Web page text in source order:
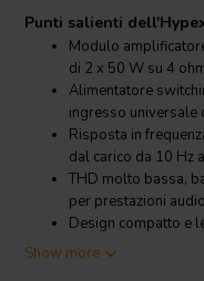
Punti salienti
Modulo
di 2 x 50 W su 4
Alimentatore
ingresso universale
Risposta in
dal carico da 10 Hz
THD molto bassa,
per prestazioni
Design compatto e
Show more